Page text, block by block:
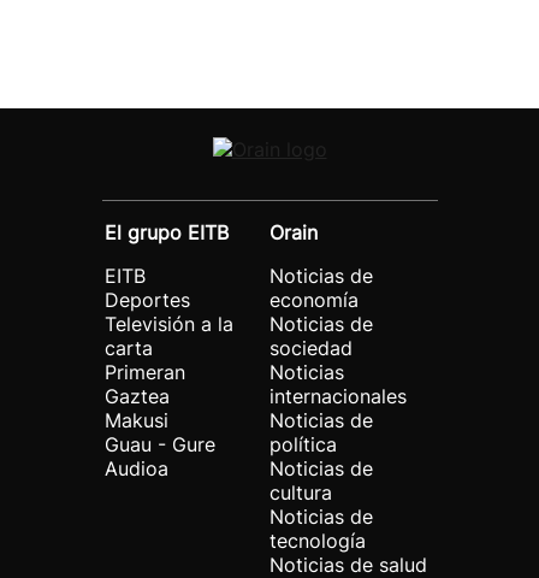
El grupo EITB
EITB
Deportes
Televisión a la
carta
Primeran
Gaztea
Makusi
Guau - Gure
Audioa
Orain
Noticias de
economía
Noticias de
sociedad
Noticias
internacionales
Noticias de
política
Noticias de
cultura
Noticias de
tecnología
Noticias de salud